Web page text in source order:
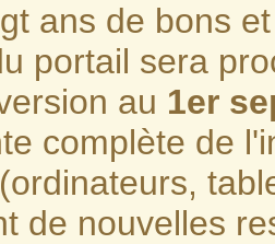
ans de bons
portail sera
au 1er
complète de
de nouvelles